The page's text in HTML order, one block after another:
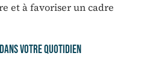
et à favoriser un cadre
votre quotidien